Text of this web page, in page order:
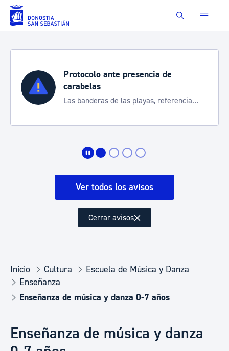
Saltar al contenido principal Buscar
Protocolo ante presencia de
carabelas
Las banderas de las playas, referencia
Ver todos los avisos
Cerrar avisos
Inicio Cultura
Escuela de Música y Danza
Enseñanza
Enseñanza de música y danza 0-7 años
Enseñanza de música y danza